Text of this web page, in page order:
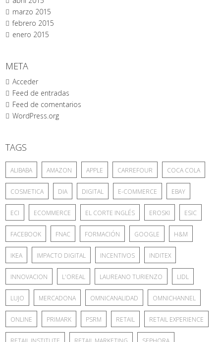
marzo 2015
febrero 2015
enero 2015
META
Acceder
Feed de entradas
Feed de comentarios
WordPress.org
TAGS
ALIBABA AMAZON APPLE CARREFOUR COCA COLA
COSMETICA DIA DIGITAL E-COMMERCE EBAY
ECI ECOMMERCE EL CORTE INGLÉS EROSKI ESIC
FACEBOOK FNAC FORMACIÓN GOOGLE H&M
IKEA IMPACTO DIGITAL INCENTIVOS INDITEX
INNOVACION L'OREAL LAUREANO TURIENZO LIDL
LUJO MERCADONA OMNICANALIDAD OMNICHANNEL
ONLINE PRIMARK PSRM RETAIL RETAIL EXPERIENCE